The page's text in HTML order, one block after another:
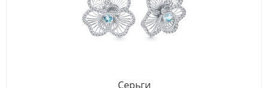
Серьги